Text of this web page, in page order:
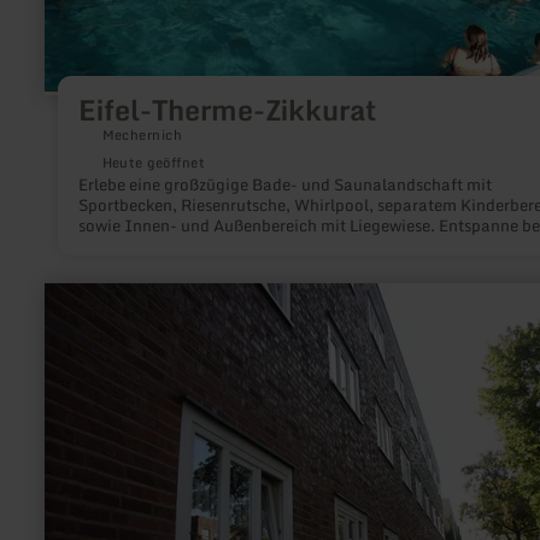
Eifel-Therme-Zikkurat
Mechernich
Heute geöffnet
Erlebe eine großzügige Bade- und Saunalandschaft mit
Sportbecken, Riesenrutsche, Whirlpool, separatem
sowie Innen- und Außenbereich mit Liegewiese. Entspanne
Restaurant.